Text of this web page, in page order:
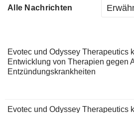
Alle Nachrichten
Evotec und Odyssey Therapeutics
Entwicklung von Therapien gegen
Entzündungskrankheiten
Evotec und Odyssey Therapeutics